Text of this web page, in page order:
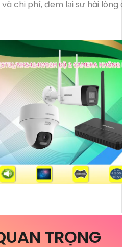
chi phí, đem lại sự hài lòng
TRỌNG